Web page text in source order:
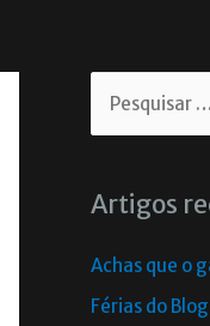
Artigos
Achas que o
Férias do Blog